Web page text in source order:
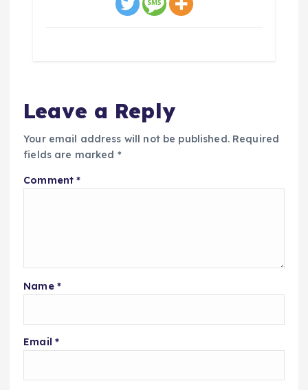
Leave a Reply
Your email address will not be published. Required
fields are marked *
Comment*
Name *
Email *